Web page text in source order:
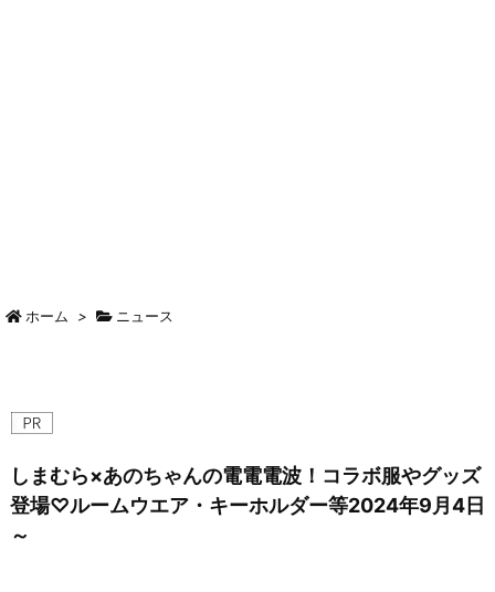
ホーム > ニュース
しまむら×あのちゃんの電電電波！コラボ服やグッズ
登場♡ルームウエア・キーホルダー等2024年9月4日
～